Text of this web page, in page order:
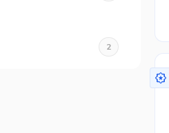
2
award_star